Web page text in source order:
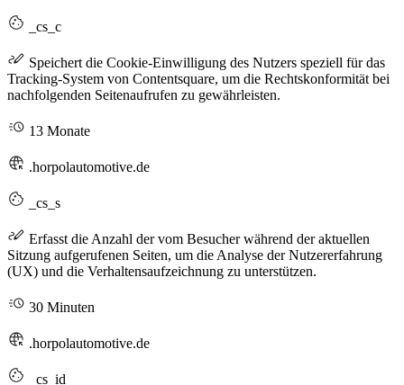
_cs_c
Speichert die Cookie-Einwilligung des Nutzers speziell für das
Tracking-System von Contentsquare, um die Rechtskonformität bei
nachfolgenden Seitenaufrufen zu gewährleisten.
13 Monate
.horpolautomotive.de
_cs_s
Erfasst die Anzahl der vom Besucher während der aktuellen
Sitzung aufgerufenen Seiten, um die Analyse der Nutzererfahrung
(UX) und die Verhaltensaufzeichnung zu unterstützen.
30 Minuten
.horpolautomotive.de
_cs_id